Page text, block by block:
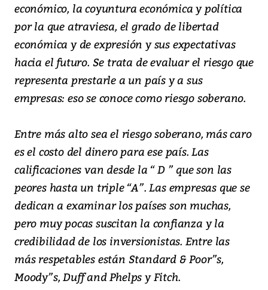
económico, la coyuntura económica y política
por la que atraviesa, el grado de libertad
económica y de expresión y sus expectativas
hacia el futuro. Se trata de evaluar el riesgo que
representa prestarle a un país y a sus
empresas: eso se conoce como riesgo soberano.
Entre más alto sea el riesgo soberano, más caro
es el costo del dinero para ese país. Las
calificaciones van desde la “ D ” que son las
peores hasta un triple “A”. Las empresas que se
dedican a examinar los países son muchas,
pero muy pocas suscitan la confianza y la
credibilidad de los inversionistas. Entre las
más respetables están Standard & Poor”s,
Moody”s, Duff and Phelps y Fitch.